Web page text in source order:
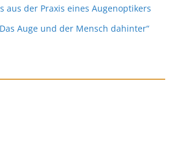
aus der Praxis eines Augenoptikers
Auge und der Mensch dahinter“